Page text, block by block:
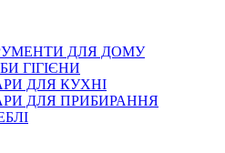
ДЛЯ ДОМУ
ГІГІЄНИ
ДЛЯ КУХНІ
ДЛЯ ПРИБИРАННЯ